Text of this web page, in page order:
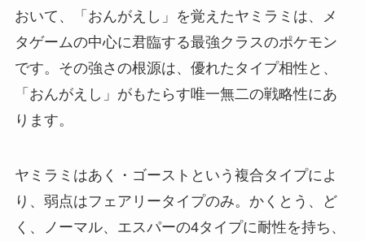
おいて、「おんがえし」を覚えたヤミラミは、メ
タゲームの中心に君臨する最強クラスのポケモン
です。その強さの根源は、優れたタイプ相性と、
「おんがえし」がもたらす唯一無二の戦略性にあ
ります。
ヤミラミはあく・ゴーストという複合タイプによ
り、弱点はフェアリータイプのみ。かくとう、ど
く、ノーマル、エスパーの4タイプに耐性を持ち、